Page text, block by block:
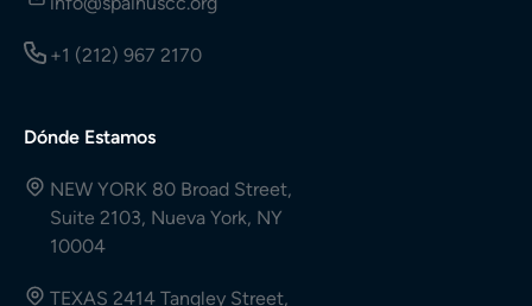
+1 (212) 967 2170
Dónde Estamos
NEW YORK 80 Broad Street,
Suite 2103, Nueva York, NY
10004
TEXAS 2414 Tangley Street,